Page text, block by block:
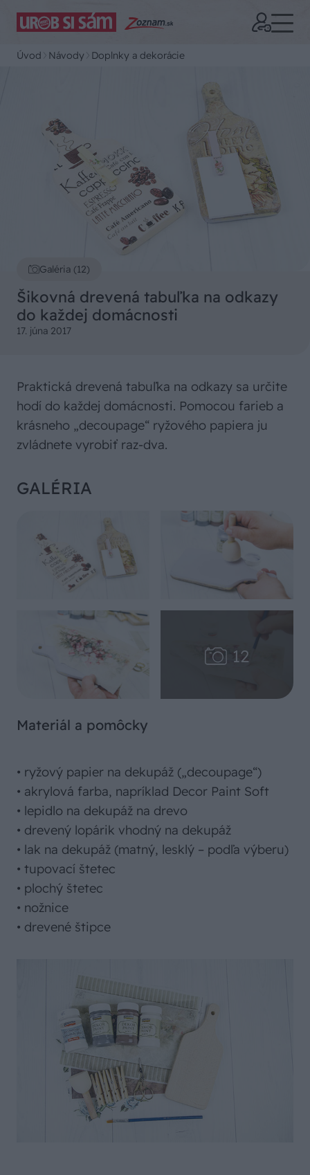
Úvod Návody Doplnky a dekorácie
Galéria (12)
Šikovná drevená tabuľka na odkazy
do každej domácnosti
17. júna 2017
Praktická drevená tabuľka na odkazy sa určite
hodí do každej domácnosti. Pomocou farieb a
krásneho „decoupage“ ryžového papiera ju
zvládnete vyrobiť raz-dva.
GALÉRIA
Materiál a pomôcky
• ryžový papier na dekupáž („decoupage“)
• akrylová farba, napríklad Decor Paint Soft
• lepidlo na dekupáž na drevo
• drevený lopárik vhodný na dekupáž
• lak na dekupáž (matný, lesklý – podľa výberu)
• tupovací štetec
• plochý štetec
• nožnice
• drevené štipce